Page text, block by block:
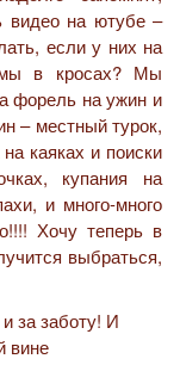
видео на ютубе –
если у них на
в кросах? Мы
форель на ужин и
– местный турок,
каяках и поиски
купания на
и много-много
Хочу теперь в
выбраться,
за заботу! И
вине